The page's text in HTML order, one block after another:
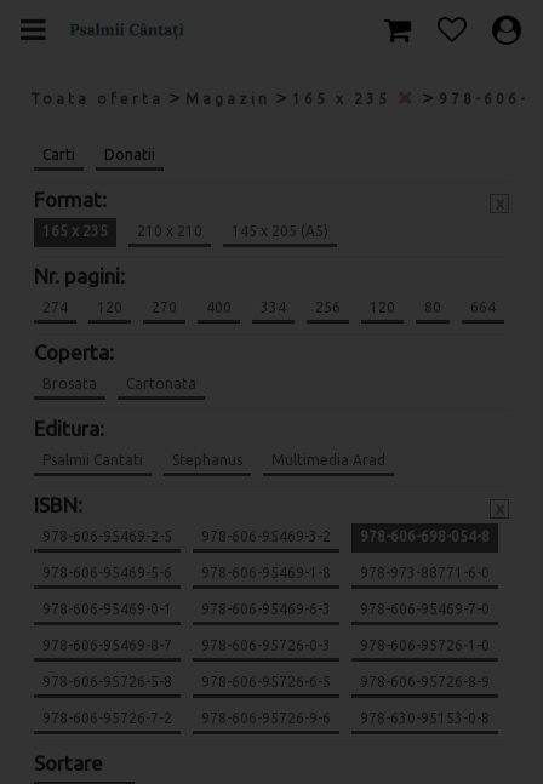
Toata oferta > Magazin > 165 x 235 > 978-606-
Carti Donatii
Format:
165 x 235 210 x 210 145 x 205 (A5)
Nr. pagini:
274 120 270 400 334 256 120 80 664
Coperta:
Brosata Cartonata
Editura:
Psalmii Cantati Stephanus Multimedia Arad
ISBN:
978-606-95469-2-5 978-606-95469-3-2 978-606-698-054-8
978-606-95469-5-6 978-606-95469-1-8 978-973-88771-6-0
978-606-95469-0-1 978-606-95469-6-3 978-606-95469-7-0
978-606-95469-8-7 978-606-95726-0-3 978-606-95726-1-0
978-606-95726-5-8 978-606-95726-6-5 978-606-95726-8-9
978-606-95726-7-2 978-606-95726-9-6 978-630-95153-0-8
Sortare